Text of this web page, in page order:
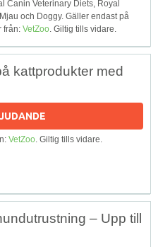
Canin Veterinary Diets, Royal
och Doggy. Gäller endast på
från: VetZoo. Giltig tills vidare.
kattprodukter med
VetZoo. Giltig tills vidare.
– Upp till